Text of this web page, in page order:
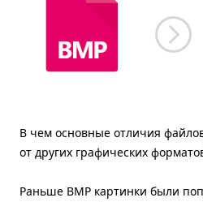
В чем основные отличия
от других графических
Раньше BMP картинки были